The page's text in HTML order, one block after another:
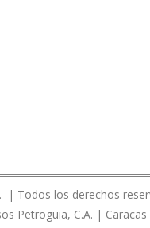
| Todos los derechos
Petroguia, C.A. |